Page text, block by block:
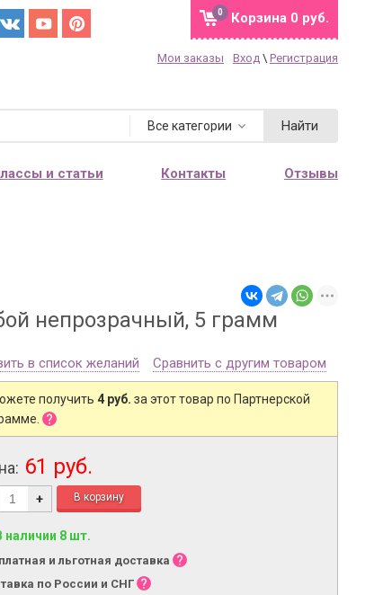
Корзина 0 руб.
0
Мои заказы Вход \ Регистрация
Все категории Найти
и статьи Контакты Отзывы
непрозрачный, 5 грамм
в список желаний Сравнить с другим товаром
получить 4 руб. за этот товар по Партнерской
61 руб.
+
наличии 8 шт.
и льготная доставка
по России и СНГ